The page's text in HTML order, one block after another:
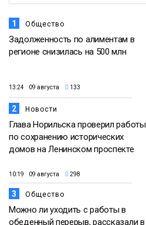
1 Общество
Задолженность по алиментам в
регионе снизилась на 500 млн
13:24 09 августа 133
2 Новости
Глава Норильска проверил работы
по сохранению исторических
домов на Ленинском проспекте
10:19 09 августа 298
3 Общество
Можно ли уходить с работы в
обеденный перерыв, рассказали в